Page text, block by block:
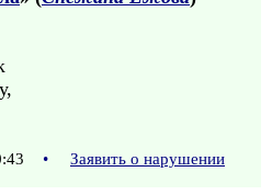
• Заявить о нарушении